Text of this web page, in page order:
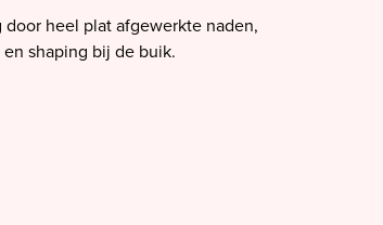
heel plat afgewerkte naden,
shaping bij de buik.